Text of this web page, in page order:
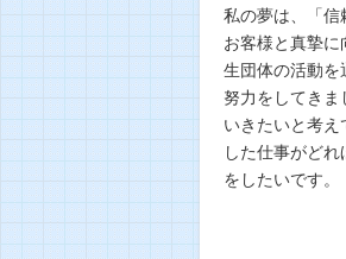
私の夢は、「
お客様と真摯
生団体の活動を
努力をしてき
いきたいと考
した仕事がど
をしたいです。